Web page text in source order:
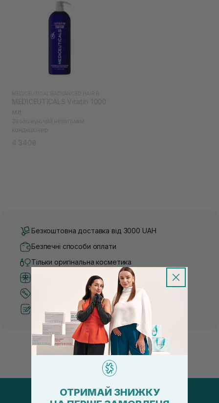
Безкоштовна доставка від 3000 UAH
Безпечні способи оплати
Тільки оригінальна косметика
Система бонусів та лояльності
Кращі ціни та топ товари
Рекомендації від косметологів
ОТРИМАЙ ЗНИЖКУ